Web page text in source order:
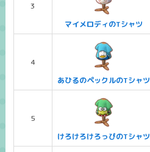
3
マイメロディのTシャツ
4
あひるのペックルのTシャツ
5
けろけろけろっぴのTシャツ